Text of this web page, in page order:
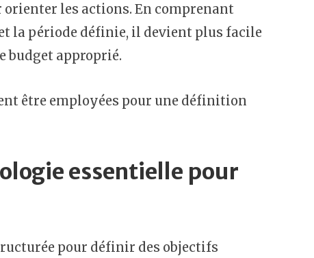
les actions. En comprenant
la période définie, il devient plus facile
budget approprié.
être employées pour une définition
essentielle pour
pour définir des objectifs